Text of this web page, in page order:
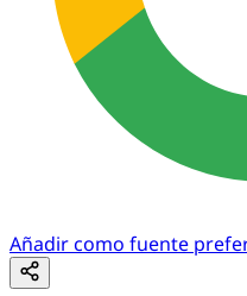
Añadir como fuente